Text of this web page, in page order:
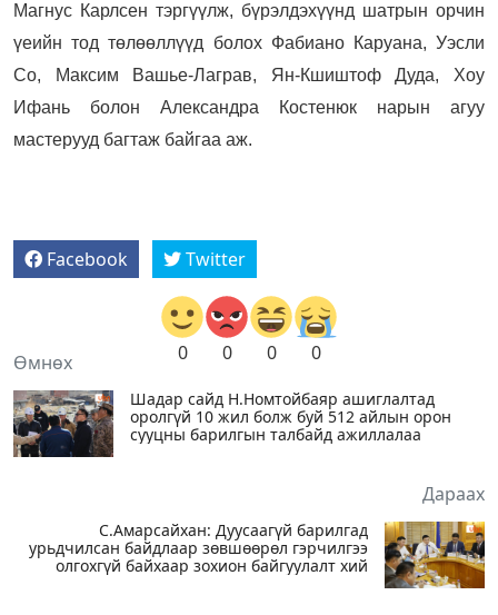
Магнус Карлсен тэргүүлж, бүрэлдэхүүнд шатрын орчин
үеийн тод төлөөллүүд болох Фабиано Каруана, Уэсли
Со, Максим Вашье-Лаграв, Ян-Кшиштоф Дуда, Хоу
Ифань болон Александра Костенюк нарын агуу
мастерууд багтаж байгаа аж.
Facebook Twitter
0 0 0 0
Өмнөх
Шадар сайд Н.Номтойбаяр ашиглалтад
оролгүй 10 жил болж буй 512 айлын орон
сууцны барилгын талбайд ажиллалаа
Дараах
С.Амарсайхан: Дуусаагүй барилгад
урьдчилсан байдлаар зөвшөөрөл гэрчилгээ
олгохгүй байхаар зохион байгуулалт хий